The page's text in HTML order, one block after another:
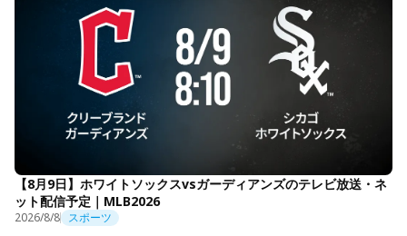
【8月9日】ホワイトソックスvsガーディアンズのテレビ放送・ネ
ット配信予定｜MLB2026
2026/8/8 スポーツ